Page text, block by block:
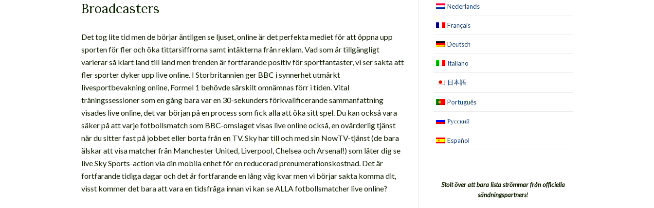
Broadcasters
Det tog lite tid men de börjar äntligen se ljuset, online är det perfekta mediet för att öppna upp
sporten för fler och öka tittarsiffrorna samt intäkterna från reklam. Vad som är tillgängligt
varierar så klart land till land men trenden är fortfarande positiv för sportfantaster, vi ser sakta att
fler sporter dyker upp live online. I Storbritannien ger BBC i synnerhet utmärkt
livesportbevakning online, Formel 1 behövde särskilt omnämnas förr i tiden. Vital
träningssessioner som en gång bara var en 30-sekunders förkvalificerande sammanfattning
visades live online, det var början på en process som fick alla att öka sitt spel. Du kan också vara
säker på att varje fotbollsmatch som BBC-omslaget visas live online också, en ovärderlig tjänst
när du sitter fast på jobbet eller borta från en TV. Sky har till och med sin NowTV-tjänst (de bara
älskar att visa matcher från Manchester United, Liverpool, Chelsea och Arsenal!) som låter dig se
live Sky Sports-action via din mobila enhet för en reducerad prenumerationskostnad. Det är
fortfarande tidiga dagar och det är fortfarande en lång väg kvar men vi börjar sakta komma dit,
visst kommer det bara att vara en tidsfråga innan vi kan se ALLA fotbollsmatcher live online?
Nederlands
Français
Deutsch
Italiano
日本語
Português
Русский
Español
Stolt över att bara lista strömmar från officiella
sändningspartners!